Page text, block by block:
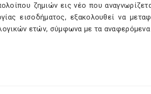
ζημιών εις νέο που
εισοδήματος, εξακολουθεί να
ετών, σύμφωνα με τα